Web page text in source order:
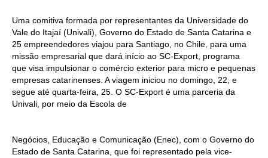
Uma comitiva formada por representantes da Universidade do
Vale do Itajaí (Univali), Governo do Estado de Santa Catarina e
25 empreendedores viajou para Santiago, no Chile, para uma
missão empresarial que dará início ao SC-Export, programa
que visa impulsionar o comércio exterior para micro e pequenas
empresas catarinenses. A viagem iniciou no domingo, 22, e
segue até quarta-feira, 25. O SC-Export é uma parceria da
Univali, por meio da Escola de
Negócios, Educação e Comunicação (Enec), com o Governo do
Estado de Santa Catarina, que foi representado pela vice-